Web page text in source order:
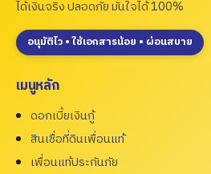
ได้เงินจริง ปลอดภัย มั่นใจได้ 100%
อนุมัติไว • ใช้เอกสารน้อย • ผ่อนสบาย
เมนูหลัก
ดอกเบี้ยเงินกู้
สินเชื่อที่ดินเพื่อนแท้
เพื่อนแท้ประกันภัย